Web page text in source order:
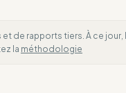
de rapports tiers. À ce jour,
la méthodologie